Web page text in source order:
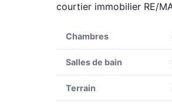
courtier immobilier RE/
Chambres
Salles de bain
Terrain